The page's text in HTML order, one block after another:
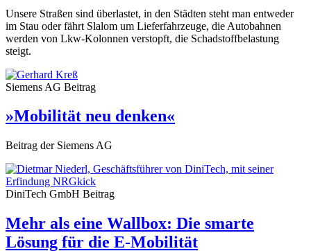
Unsere Straßen sind überlastet, in den Städten steht man entweder
im Stau oder fährt Slalom um Lieferfahrzeuge, die Autobahnen
werden von Lkw-Kolonnen verstopft, die Schadstoffbelastung
steigt.
Siemens AG Beitrag
»Mobilität neu denken«
Beitrag der Siemens AG
DiniTech GmbH Beitrag
Mehr als eine Wallbox: Die smarte
Lösung für die E-Mobilität